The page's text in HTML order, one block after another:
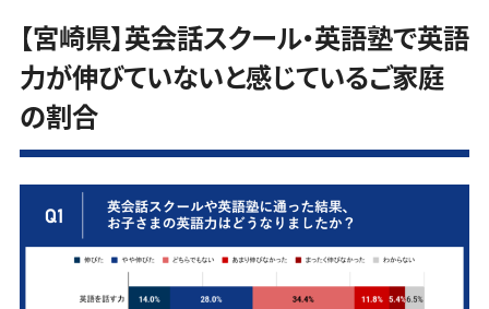
【宮崎県】英会話スクール・英語塾で英語
力が伸びていないと感じているご家庭
の割合